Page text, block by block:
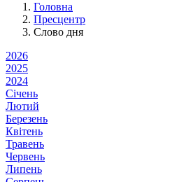
Головна
Пресцентр
Слово дня
2026
2025
2024
Січень
Лютий
Березень
Квітень
Травень
Червень
Липень